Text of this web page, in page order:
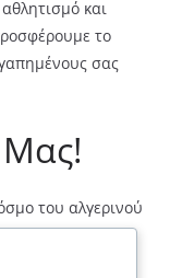
και
το
σας
Μας!
του αλγερινού